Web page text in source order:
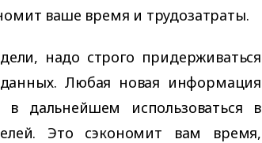
ваше время и трудозатраты.
надо строго придерживаться
Любая новая информация
дальнейшем использоваться в
Это сэкономит вам время,